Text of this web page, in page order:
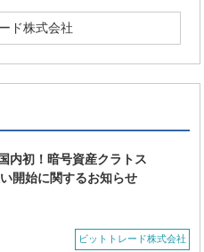
ド株式会社
内初！暗号資産クラトス
開始に関するお知らせ
ビットトレード株式会社